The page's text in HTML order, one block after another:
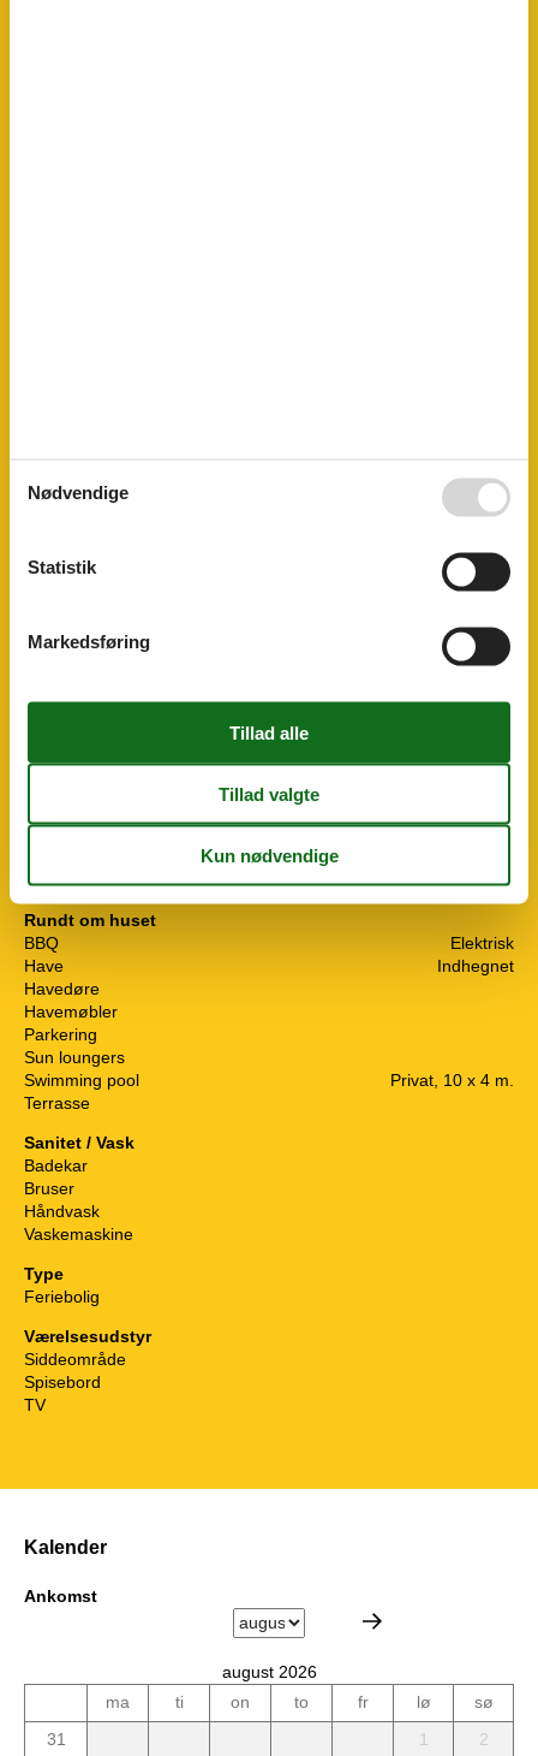
Ovn
Vaskemaskine
Landdistrikterne
Køkkenudstyr
Komfur
Opvaskemaskine
Toaster
Rundt om huset
BBQ
Elektrisk
Have
Indhegnet
Havedøre
Havemøbler
Parkering
Sun loungers
Swimming pool
Privat, 10 x 4 m.
Terrasse
Sanitet / Vask
Badekar
Bruser
Håndvask
Vaskemaskine
Type
Feriebolig
Værelsesudstyr
Siddeområde
Spisebord
TV
Kalender
Ankomst
august 2026
ma
ti on to fr lø
sø
31
1
2
Nødvendige
Statistik
Markedsføring